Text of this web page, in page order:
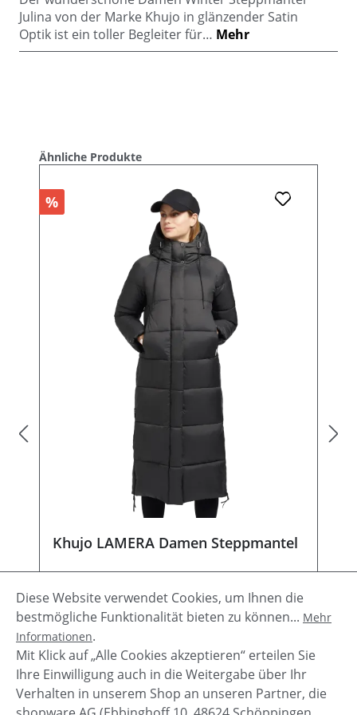
Julina von der Marke Khujo in glänzender Satin
Optik ist ein toller Begleiter für… Mehr
Produktgalerie überspringen
Ähnliche Produkte
%
Khujo LAMERA Damen Steppmantel
Verkaufspreis:
132,97 € 189,95 € (30% gespart)
Details
Diese Website verwendet Cookies, um Ihnen die
bestmögliche Funktionalität bieten zu können... Mehr
Informationen.
Mit Klick auf „Alle Cookies akzeptieren“ erteilen Sie
Ihre Einwilligung auch in die Weitergabe über Ihr
Verhalten in unserem Shop an unseren Partner, die